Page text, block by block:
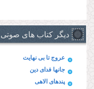
دیگر کتاب های صوتی
عروج تا بی نهایت
جانها فدای دین
پند‌های الاهی